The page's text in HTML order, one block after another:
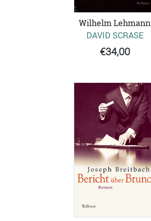
Wilhelm Lehmann
DAVID SCRASE
€34,00